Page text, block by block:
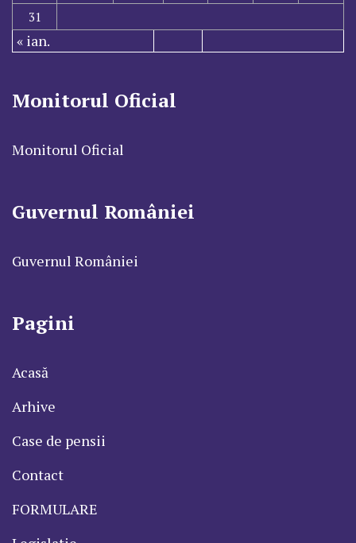
31
« ian.
Monitorul Oficial
Monitorul Oficial
Guvernul României
Guvernul României
Pagini
Acasă
Arhive
Case de pensii
Contact
FORMULARE